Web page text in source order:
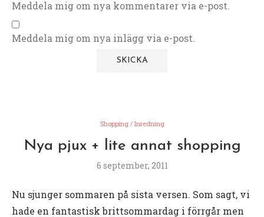
Meddela mig om nya kommentarer via e-post.
Meddela mig om nya inlägg via e-post.
Shopping / Inredning
Nya pjux + lite annat shopping
6 september, 2011
Nu sjunger sommaren på sista versen. Som sagt, vi
hade en fantastisk brittsommardag i förrgår men